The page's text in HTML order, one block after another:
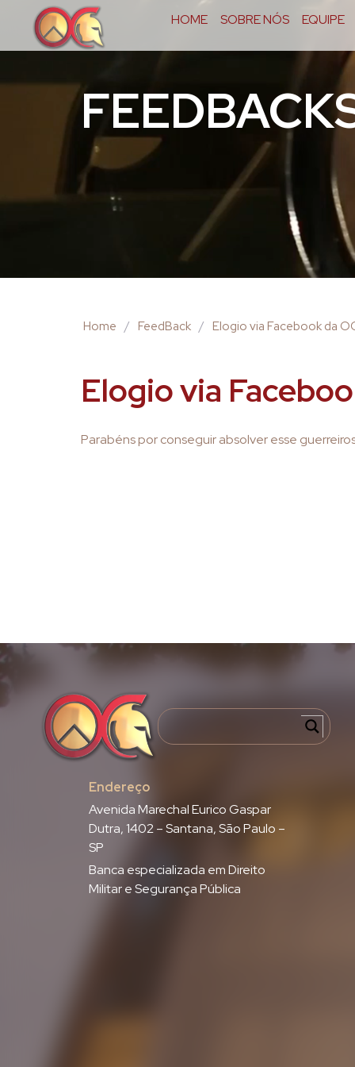
HOME SOBRE NÓS EQUIPE
Home / FeedBack / Elogio via Facebook da
Elogio via
Parabéns por conseguir absolver esse
Endereço
Avenida Marechal Eurico Gaspar
Dutra, 1402 – Santana, São Paulo –
SP
Banca especializada em Direito
Militar e Segurança Pública